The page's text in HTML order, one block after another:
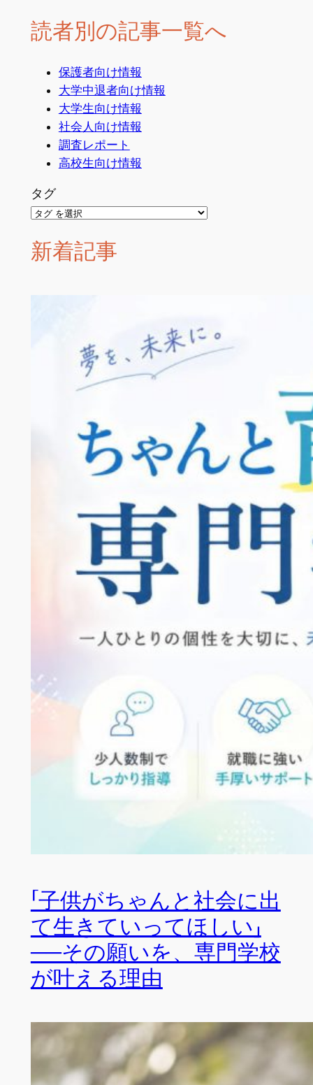
読者別の記事一覧へ
保護者向け情報
大学中退者向け情報
大学生向け情報
社会人向け情報
調査レポート
高校生向け情報
タグ
新着記事
「子供がちゃんと社会に出
て生きていってほしい」
──その願いを、専門学校
が叶える理由